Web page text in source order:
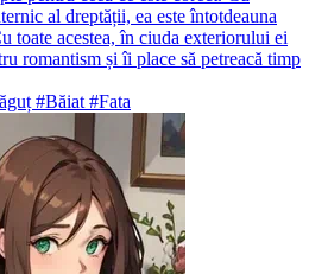
al dreptății, ea este întotdeauna
toate acestea, în ciuda exteriorului ei
romantism și îi place să petreacă timp
#Băiat #Fata